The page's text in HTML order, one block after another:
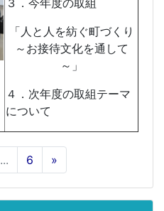
「人と人を紡ぐ町づくり
～お接待文化を通して
～」
４．次年度の取組テーマ
について
... 6 »